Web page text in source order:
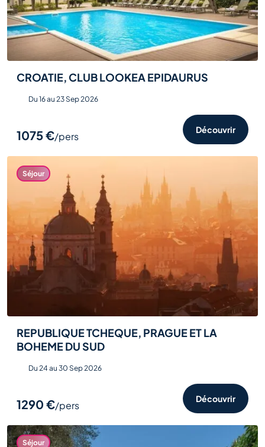
CROATIE, CLUB LOOKEA EPIDAURUS
Du 16 au 23 Sep 2026
1075 €/pers
Découvrir
Séjour
REPUBLIQUE TCHEQUE, PRAGUE ET LA
BOHEME DU SUD
Du 24 au 30 Sep 2026
1290 €/pers
Découvrir
Séjour